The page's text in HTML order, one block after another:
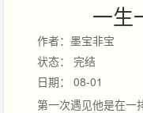
一生
作者：墨宝非宝
状态： 完结
日期： 08-01
第一次遇见他是在一